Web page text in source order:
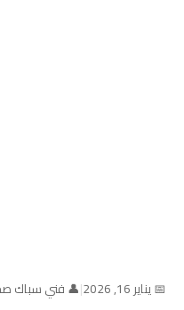
📅 يناير 16, 2026 |👤 فني سباك صحي